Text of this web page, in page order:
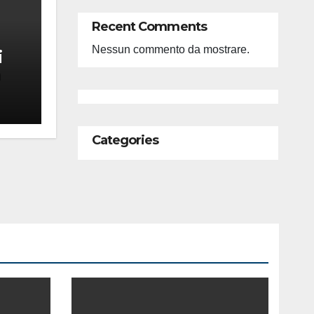
Recent Comments
Nessun commento da mostrare.
Categories